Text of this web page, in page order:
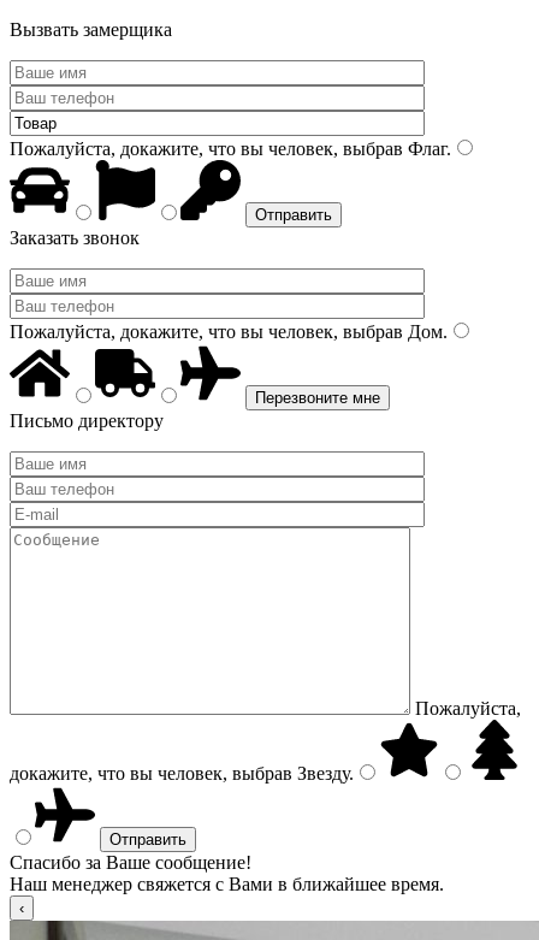
Вызвать замерщика
Пожалуйста, докажите, что вы человек, выбрав Флаг.
Заказать звонок
Пожалуйста, докажите, что вы человек, выбрав Дом.
Письмо директору
Пожалуйста,
докажите, что вы человек, выбрав Звезду.
Спасибо за Ваше сообщение!
Наш менеджер свяжется с Вами в ближайшее время.